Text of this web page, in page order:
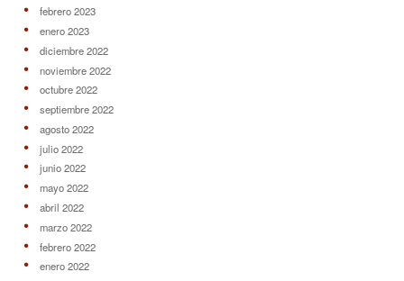
febrero 2023
enero 2023
diciembre 2022
noviembre 2022
octubre 2022
septiembre 2022
agosto 2022
julio 2022
junio 2022
mayo 2022
abril 2022
marzo 2022
febrero 2022
enero 2022